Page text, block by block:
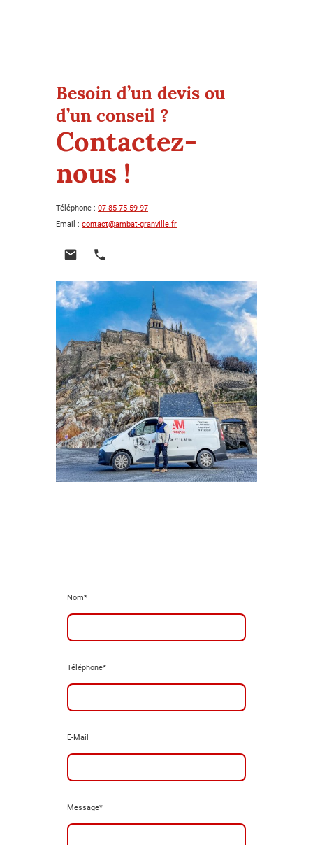
Besoin d’un devis ou
d’un conseil ?
Contactez-
nous !
Téléphone : 07 85 75 59 97
Email : contact@ambat-granville.fr
Nom*
Téléphone*
E-Mail
Message*